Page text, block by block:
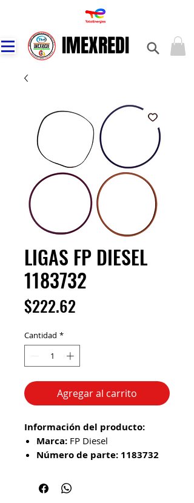
IMEXREDI
IMEXREDI
LIGAS FP DIESEL
1183732
$222.62
Cantidad *
Agregar al carrito
Información del producto:
Marca: FP Diesel
Número de parte: 1183732
Función:
hermético para evitar fugas de